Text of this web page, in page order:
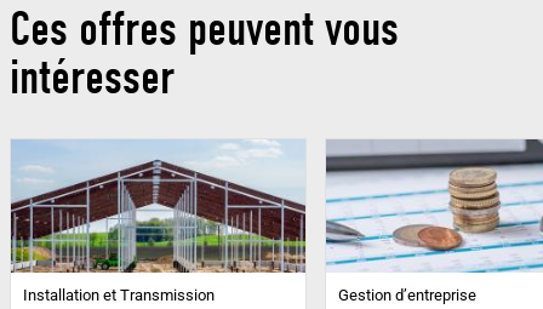
Ces offres peuvent vous
intéresser
Installation et Transmission Gestion d’entreprise